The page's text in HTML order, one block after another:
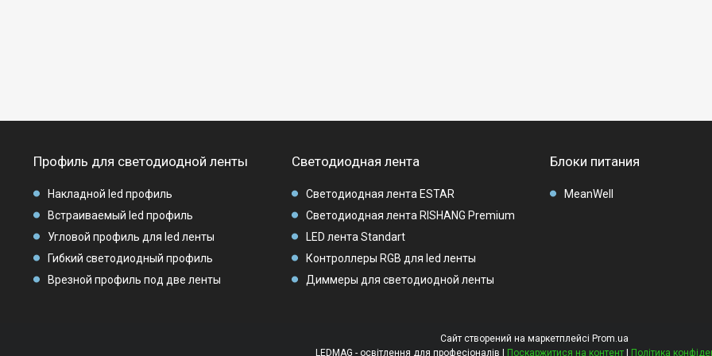
Профиль для светодиодной ленты
Накладной led профиль
Встраиваемый led профиль
Угловой профиль для led ленты
Гибкий светодиодный профиль
Врезной профиль под две ленты
Светодиодная лента
Светодиодная лента ESTAR
Светодиодная лента RISHANG Premium
LED лента Standart
Контроллеры RGB для led ленты
Диммеры для светодиодной ленты
Блоки питания
MeanWell
Сайт створений на маркетплейсі Prom.ua
Поскаржитися на контент Політика